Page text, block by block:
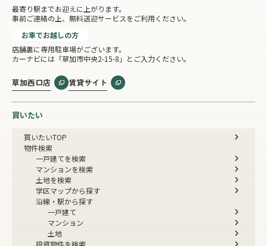
最寄り駅までお迎えに上がります。
事前ご連絡の上、無料送迎サービスをご利用ください。
お車でお越しの方
店舗裏に専用駐車場がございます。
カーナビには「草加市中央2-15-8」とご入力ください。
草加西口店 賃貸サイト
買いたい
買いたいTOP
物件検索
一戸建てを検索
マンションを検索
土地を検索
学区マップから探す
沿線・駅から探す
一戸建て
マンション
土地
投資物件を検索